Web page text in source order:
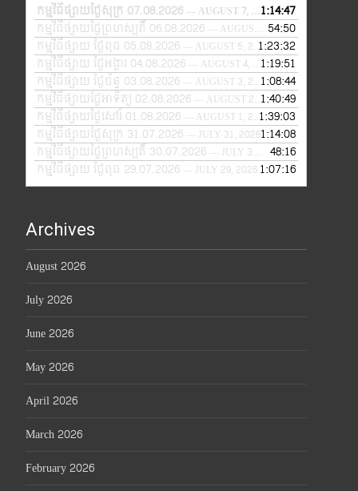
កម្មវិធីផ្សាយថ្ងៃសុក្រ 07.08.2026— AUGUST 7, 2026
1:14:47
កម្មវិធីផ្សាយថ្ងៃព្រហស្បតិ៍ 06.08.2026
— AUGUST 6, 2026
54:50
កម្មវិធីផ្សាយ ថ្ងៃពុធ 05.08.2026
— AUGUST 5, 2026 1:23:32
កម្មវិធីផ្សាយ ថ្ងៃអង្គារ 04.08.2026
— AUGUST 4, 2026
1:19:51
កម្មវិធីផ្សាយ ថ្ងៃច័ន្ទ 03.08.2026
— AUGUST 3, 2026 1:08:44
កម្មវិធីផ្សាយថ្ងៃអាទិត្យ 02.08.2026
— AUGUST 2, 2026 1:40:49
កម្មវិធីផ្សាយថ្ងៃសៅរ៍ 01.08.2026
— AUGUST 1, 2026 1:39:03
កម្មវិធីផ្សាយថ្ងៃសុក្រ 31.07.2026
— JULY 31, 20261:14:08
កម្មវិធីផ្សាយថ្ងៃព្រហស្បតិ៍ 30.07.2026
— JULY 30, 2026
48:16
កម្មវិធីផ្សាយ ថ្ងៃពុធ 29.07.2026
— JULY 29, 20261:07:16
Archives
August 2026
July 2026
June 2026
May 2026
April 2026
March 2026
February 2026